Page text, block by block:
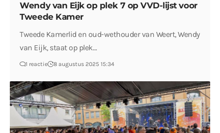
Wendy van Eijk op plek 7 op VVD-lijst voor
Tweede Kamer
Tweede Kamerlid en oud-wethouder van Weert, Wendy
van Eijk, staat op plek…
1 reactie 8 augustus 2025 15:34